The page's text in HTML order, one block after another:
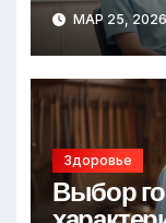
МАР 25, 2026
Здоровье
Выбор